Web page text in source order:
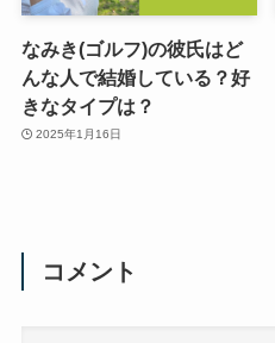
なみき(ゴルフ)の彼氏はど
んな人で結婚している？好
きなタイプは？
2025年1月16日
コメント